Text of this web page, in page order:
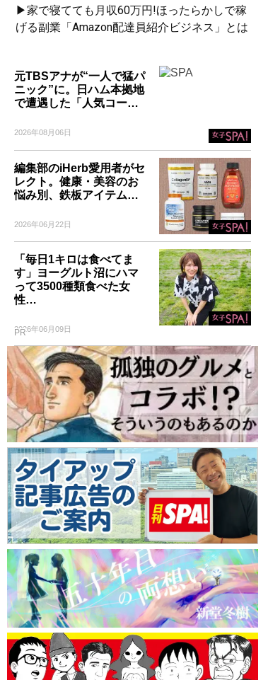
▶家で寝てても月収60万円!ほったらかしで稼
げる副業「Amazon配達員紹介ビジネス」とは
元TBSアナが“一人で猛パ
ニック”に。日ハム本拠地
で遭遇した「人気コー…
2026年08月06日
編集部のiHerb愛用者がセ
レクト。健康・美容のお
悩み別、鉄板アイテム…
2026年06月22日
「毎日1キロは食べてま
す」ヨーグルト沼にハマ
って3500種類食べた女
性…
2026年06月09日
PR